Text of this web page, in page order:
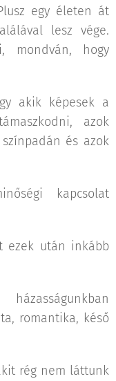
egy életen át
lesz vége.
mondván, hogy
akik képesek a
azok
és azok
kapcsolat
után inkább
romantika, késő
rég nem láttunk